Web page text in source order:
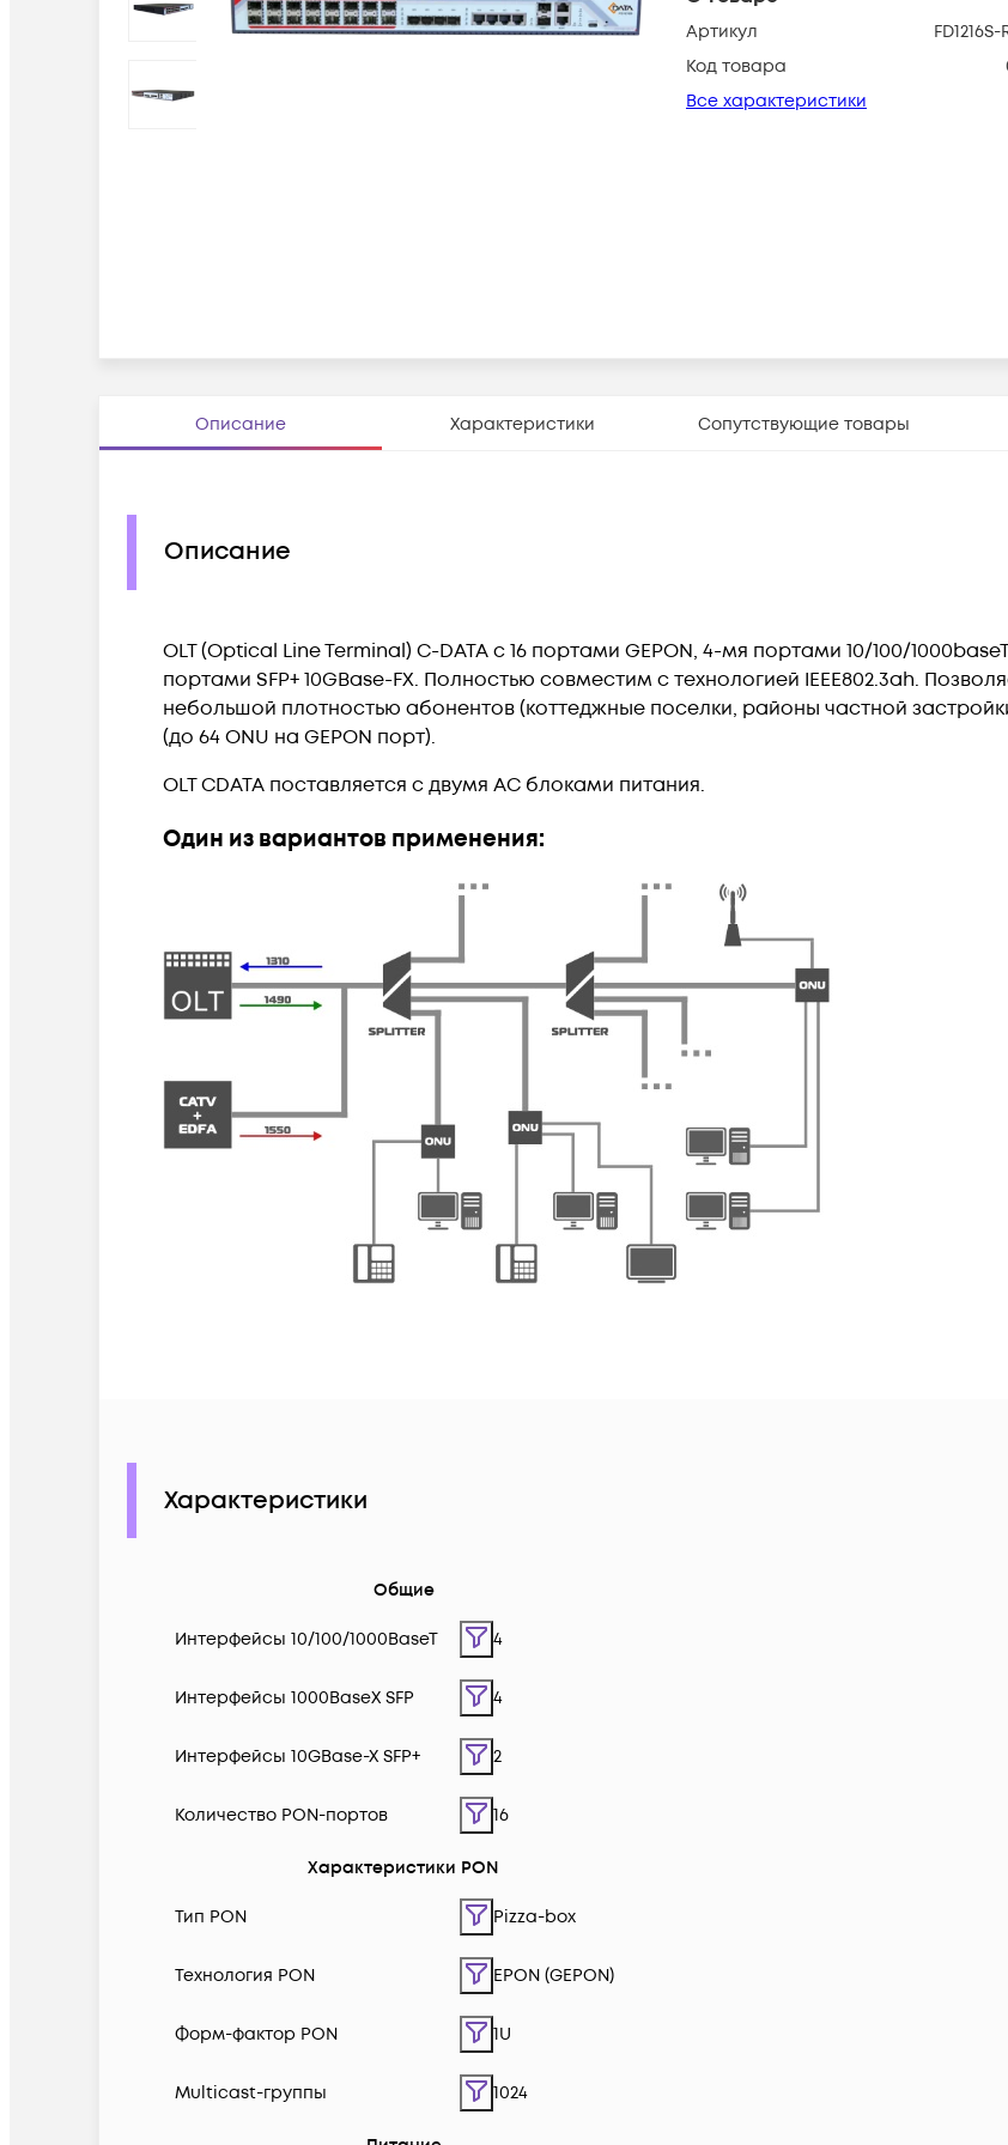
Артикул
FD1216S-
Код товара
Все характеристики
Описание Характеристики Сопутствующие товары
Описание
OLT (Optical Line Terminal) C-DATA с 16 портами GEPON, 4-мя портами 10/100/
портами SFP+ 10GBase-FX. Полностью совместим с технологией IEEE802.3ah.
небольшой плотностью абонентов (коттеджные поселки, районы частной
(до 64 ONU на GEPON порт).
OLT CDATA поставляется с двумя АС блоками питания.
Один из вариантов применения:
Характеристики
Общие
Интерфейсы 10/100/1000BaseT 4
Интерфейсы 1000BaseX SFP 4
Интерфейсы 10GBase-X SFP+ 2
Количество PON-портов 16
Характеристики PON
Тип PON Pizza-box
Технология PON EPON (GEPON)
Форм-фактор PON 1U
Multicast-группы 1024